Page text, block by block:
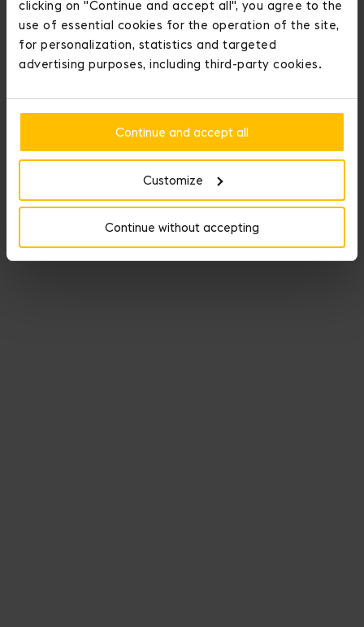
clicking on "Continue and accept all", you agree to the
use of essential cookies for the operation of the site,
for personalization, statistics and targeted
advertising purposes, including third-party cookies.
Continue and accept all
Customize
Continue without accepting
يُصقل الجلد التمساحي المستخدم في إبداعاتنا بحجر العقيق لإبراز لمعان وجلال
القشور، وهي أيقونة مشتركة مع Fauré Le Page.
جلد مصنوع في فرنسا.